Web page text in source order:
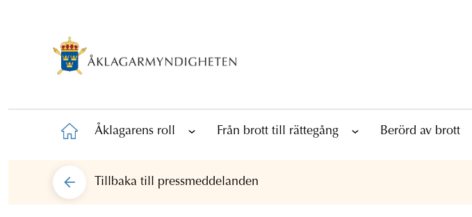
Åklagarens roll Från brott till rättegång Berörd av brott
Tillbaka till pressmeddelanden